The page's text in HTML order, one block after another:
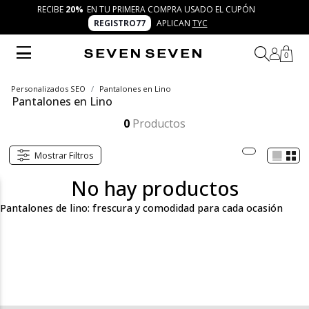
RECIBE 20% EN TU PRIMERA COMPRA USADO EL CUPÓN
REGISTRO77
APLICAN TYC
0
Personalizados SEO Pantalones en Lino
Pantalones en Lino
0 Productos
Mostrar Filtros
No hay productos
Pantalones de lino: frescura y comodidad para cada ocasión
rectos hasta modelos más fluidos, perfectos para crear looks